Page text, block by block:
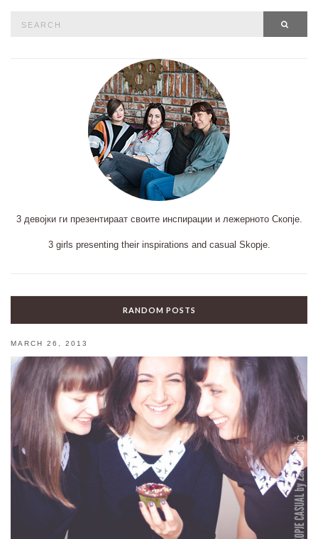
3 девојки ги презентираат своите инспирации и лежерното Скопје.
3 girls presenting their inspirations and casual Skopje.
RANDOM POSTS
MARCH 26, 2013